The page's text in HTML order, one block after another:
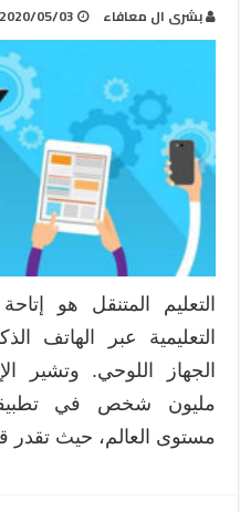
بشرى ال معافاء 2020/05/03
التعليم المتنقل هو
التعليمية عبر الهاتف
مليون شخص في
مستوى العالم، حيث تقدر